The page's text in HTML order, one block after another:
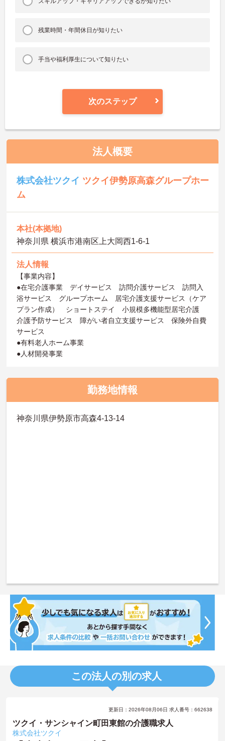
残業時間・年間休日が知りたい
手当や福利厚生について知りたい
次のステップ
法人概要
株式会社ツクイ ツクイ伊勢原高森グループホー
ム
本社(本拠地)
神奈川県 横浜市港南区上大岡西1-6-1
法人情報
【事業内容】
●在宅介護事業 デイサービス 訪問介護サービス 訪問入
浴サービス グループホーム 居宅介護支援サービス（ケア
プラン作成） ショートステイ 小規模多機能型居宅介護
介護予防サービス 障がい者自立支援サービス 保険外自費
サービス
●有料老人ホーム事業
●人材開発事業
勤務地情報
神奈川県伊勢原市高森4-13-14
この法人の別の求人
更新日：2026年08月06日 求人番号：662638
ツクイ・サンシャイン町田東館の介護職求人
株式会社ツクイ